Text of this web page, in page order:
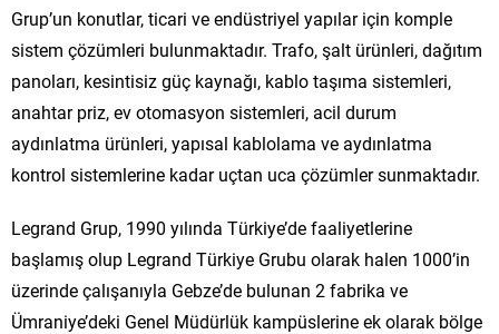
Grup’un konutlar, ticari ve endüstriyel yapılar için komple
sistem çözümleri bulunmaktadır. Trafo, şalt ürünleri, dağıtım
panoları, kesintisiz güç kaynağı, kablo taşıma sistemleri,
anahtar priz, ev otomasyon sistemleri, acil durum
aydınlatma ürünleri, yapısal kablolama ve aydınlatma
kontrol sistemlerine kadar uçtan uca çözümler sunmaktadır.
Legrand Grup, 1990 yılında Türkiye’de faaliyetlerine
başlamış olup Legrand Türkiye Grubu olarak halen 1000’in
üzerinde çalışanıyla Gebze’de bulunan 2 fabrika ve
Ümraniye’deki Genel Müdürlük kampüslerine ek olarak bölge